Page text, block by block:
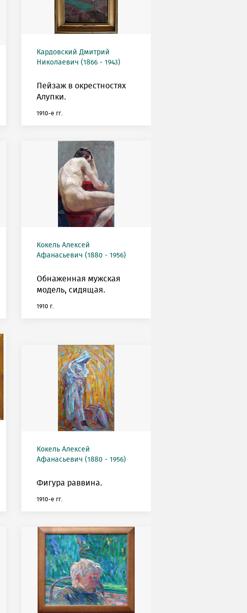
Кардовский Дмитрий
Николаевич (1866 - 1943)
Пейзаж в окрестностях
Алупки.
1910-е гг.
Кокель Алексей
Афанасьевич (1880 - 1956)
Обнаженная мужская
модель, сидящая.
1910 г.
Кокель Алексей
Афанасьевич (1880 - 1956)
Фигура раввина.
1910-е гг.